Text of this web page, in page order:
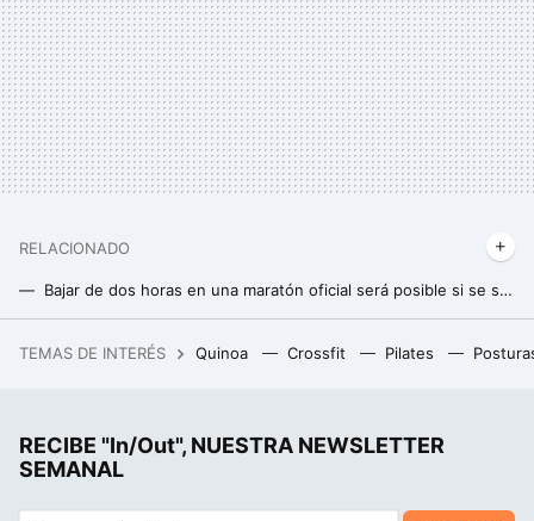
RELACIONADO
Bajar de dos horas en una maratón oficial será posible si se sigue esta estrategia contra el viento
TEMAS DE INTERÉS Quinoa Crossfit Pilates
RECIBE "In/Out", NUESTRA NEWSLETTER
SEMANAL